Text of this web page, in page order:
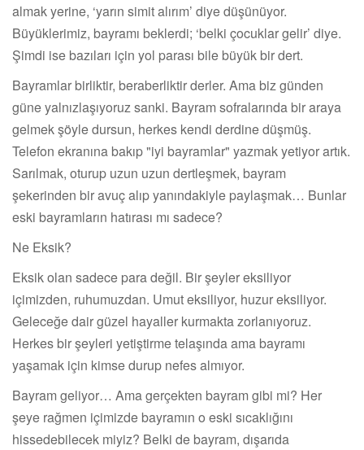
almak yerine, ‘yarın simit alırım’ diye düşünüyor.
Büyüklerimiz, bayramı beklerdi; ‘belki çocuklar gelir’ diye.
Şimdi ise bazıları için yol parası bile büyük bir dert.
Bayramlar birliktir, beraberliktir derler. Ama biz günden
güne yalnızlaşıyoruz sanki. Bayram sofralarında bir araya
gelmek şöyle dursun, herkes kendi derdine düşmüş.
Telefon ekranına bakıp "iyi bayramlar" yazmak yetiyor artık.
Sarılmak, oturup uzun uzun dertleşmek, bayram
şekerinden bir avuç alıp yanındakiyle paylaşmak… Bunlar
eski bayramların hatırası mı sadece?
Ne Eksik?
Eksik olan sadece para değil. Bir şeyler eksiliyor
içimizden, ruhumuzdan. Umut eksiliyor, huzur eksiliyor.
Geleceğe dair güzel hayaller kurmakta zorlanıyoruz.
Herkes bir şeyleri yetiştirme telaşında ama bayramı
yaşamak için kimse durup nefes almıyor.
Bayram geliyor… Ama gerçekten bayram gibi mi? Her
şeye rağmen içimizde bayramın o eski sıcaklığını
hissedebilecek miyiz? Belki de bayram, dışarıda